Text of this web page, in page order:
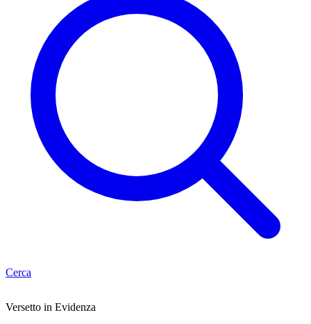
Cerca
Versetto in Evidenza